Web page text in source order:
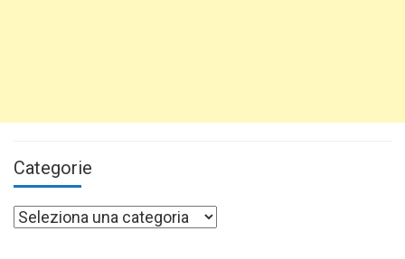
Categorie
Categorie